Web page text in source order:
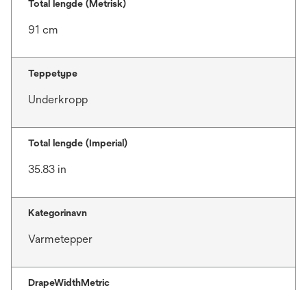
Total lengde (Metrisk)
91 cm
Teppetype
Underkropp
Total lengde (Imperial)
35.83 in
Kategorinavn
Varmetepper
DrapeWidthMetric